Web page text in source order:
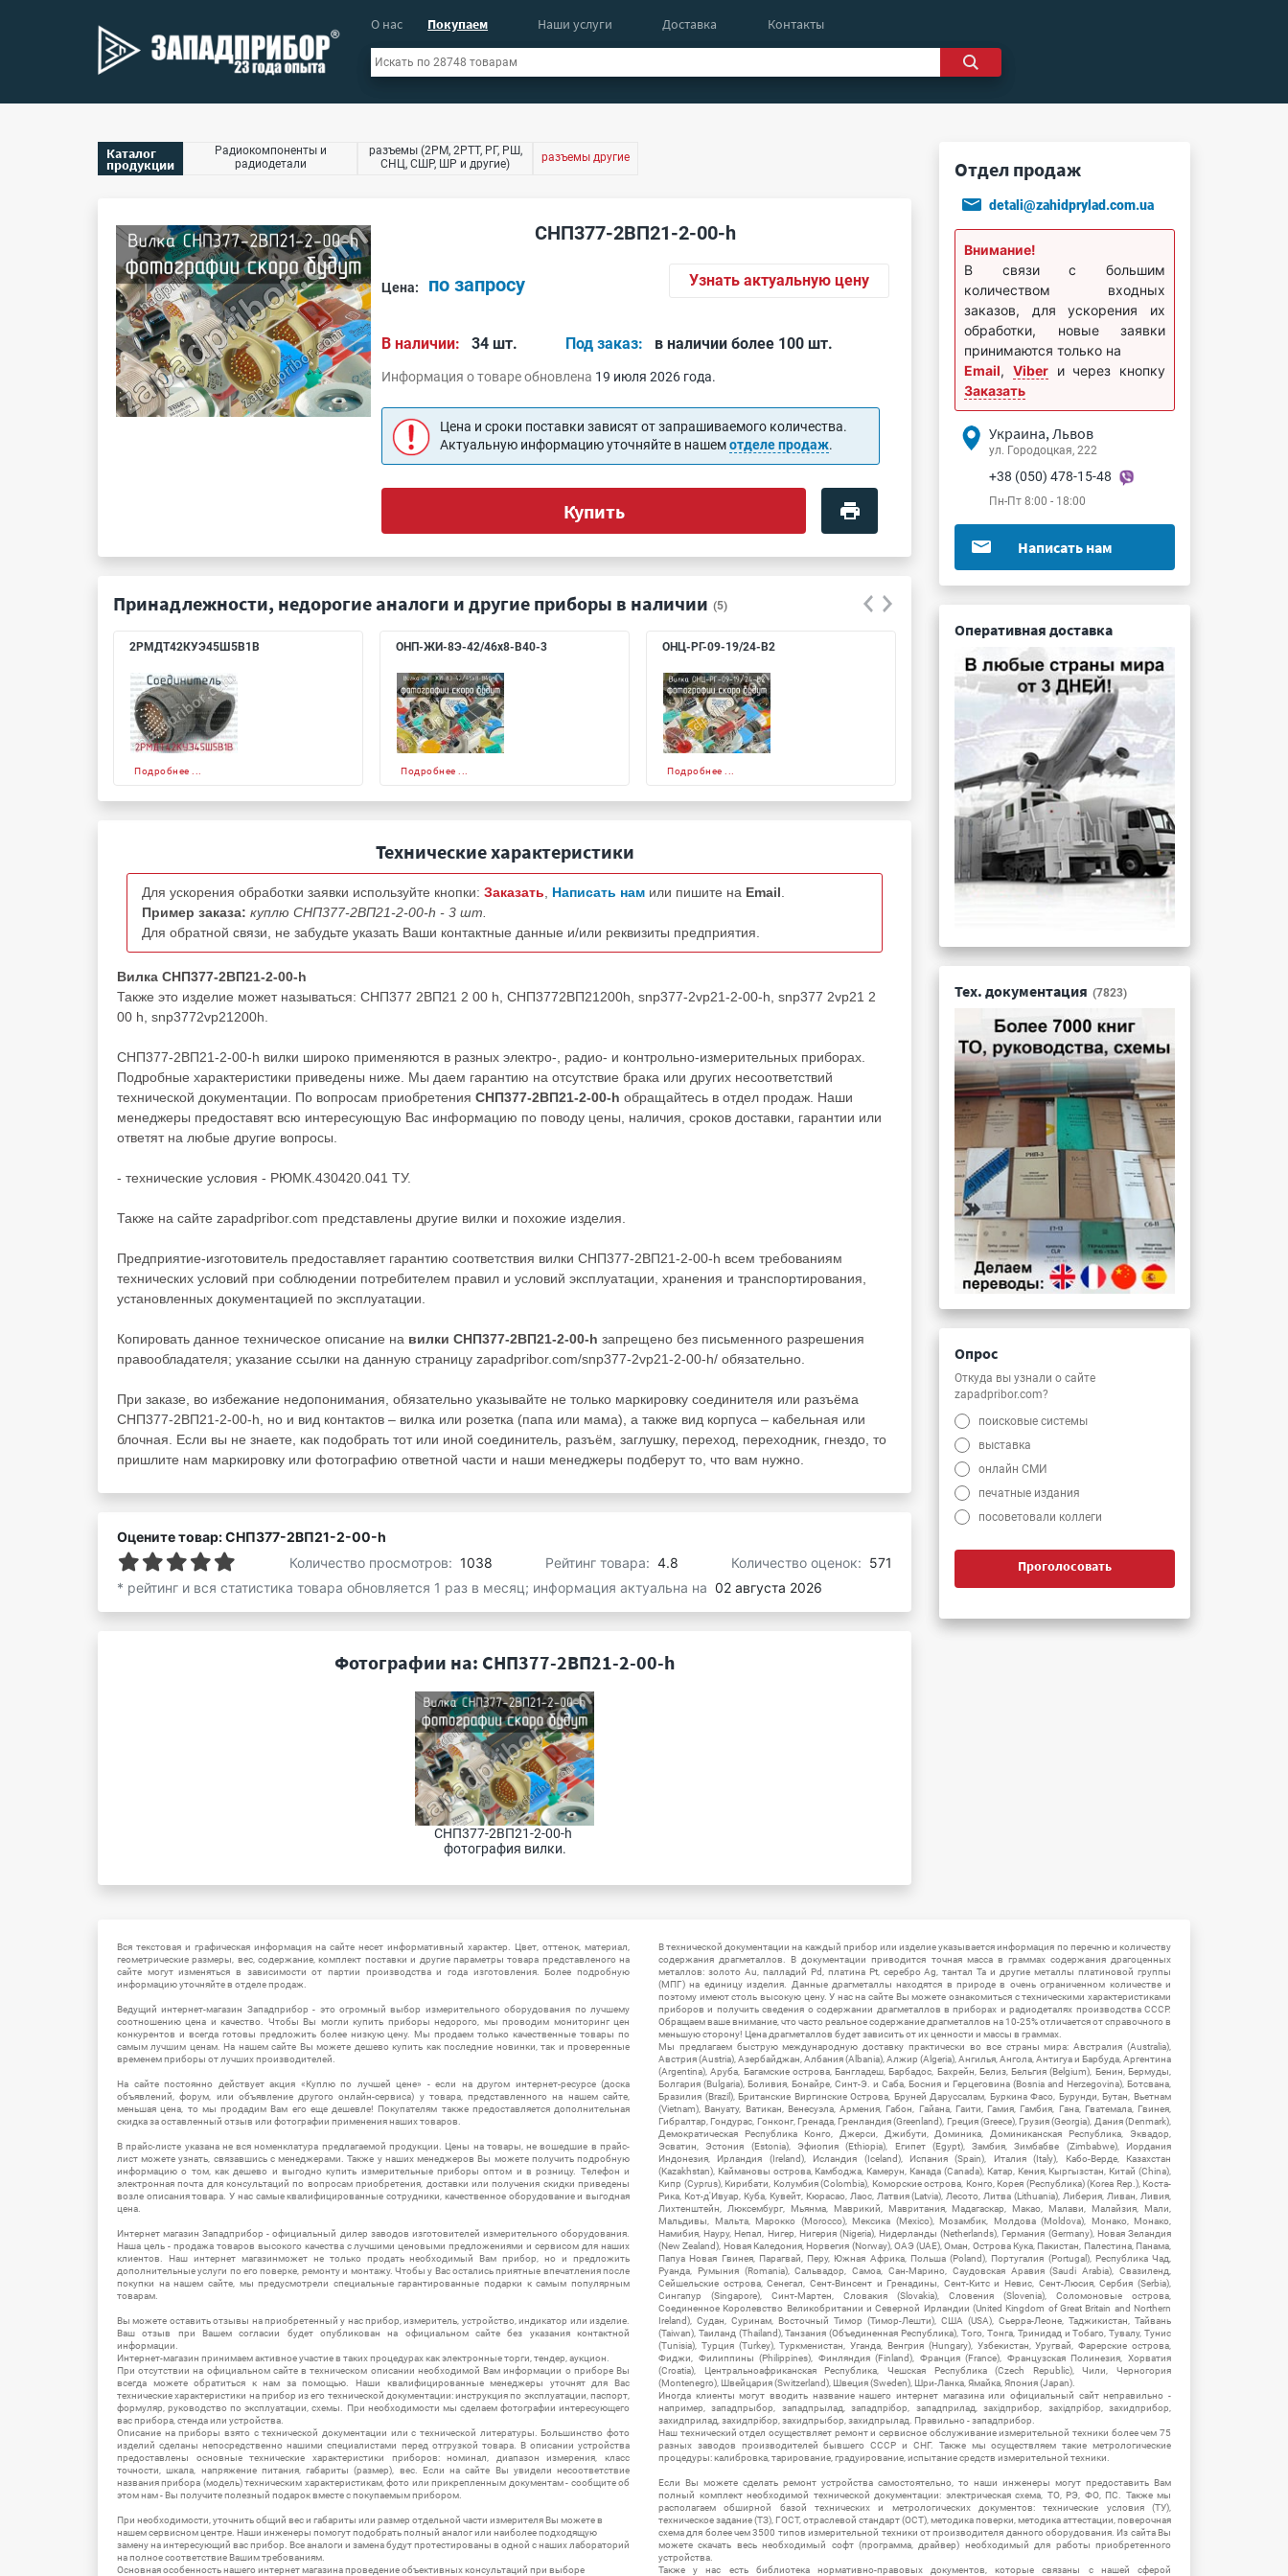
О нас Покупаем Наши услуги Доставка Контакты
Каталог
продукции
Радиокомпоненты и
радиодетали
разъемы (2РМ, 2РТТ, РГ, РШ,
СНЦ, СШР, ШР и другие)
разъемы другие
СНП377-2ВП21-2-00-h
Цена: по запросу Узнать актуальную цену
В наличии: 34 шт. Под заказ: в наличии более 100 шт.
Информация о товаре обновлена 19 июля 2026 года.
Цена и сроки поставки зависят от запрашиваемого количества.
Актуальную информацию уточняйте в нашемотделе продаж.
Купить
Принадлежности, недорогие аналоги и другие приборы в наличии (5)
2РМДТ42КУЭ45Ш5В1В
Подробнее ...
ОНП-ЖИ-8Э-42/46х8-В40-3
Подробнее ...
ОНЦ-РГ-09-19/24-В2
Подробнее ...
СНП268-37ВП12-1-В
Подробнее ...
Технические характеристики
Для ускорения обработки заявки используйте кнопки: Заказать Написать нам или пишите на Email
Пример заказа: куплю СНП377-2ВП21-2-00-h - 3 шт.
Для обратной связи, не забудьте указать Ваши контактные данные и/или реквизиты предприятия.
Вилка СНП377-2ВП21-2-00-h
Также это изделие может называться: СНП377 2ВП21 2 00 h, СНП3772ВП21200h, snp377-2vp21-2-00-h, snp377 2vp21 2
00 h, snp3772vp21200h.
СНП377-2ВП21-2-00-h вилки широко применяются в разных электро-, радио- и контрольно-измерительных приборах.
Подробные характеристики приведены ниже. Мы даем гарантию на отсутствие брака или других несоответствий
технической документации. По вопросам приобретения СНП377-2ВП21-2-00-h обращайтесь в отдел продаж. Наши
менеджеры предоставят всю интересующую Вас информацию по поводу цены, наличия, сроков доставки, гарантии или
ответят на любые другие вопросы.
- технические условия - РЮМК.430420.041 ТУ.
Также на сайте zapadpribor.com представлены другие вилки и похожие изделия.
Предприятие-изготовитель предоставляет гарантию соответствия вилки СНП377-2ВП21-2-00-h всем требованиям
технических условий при соблюдении потребителем правил и условий эксплуатации, хранения и транспортирования,
установленных документацией по эксплуатации.
Копировать данное техническое описание на вилки СНП377-2ВП21-2-00-h запрещено без письменного разрешения
правообладателя; указание ссылки на данную страницу zapadpribor.com/snp377-2vp21-2-00-h/ обязательно.
При заказе, во избежание недопонимания, обязательно указывайте не только маркировку соединителя или разъёма
СНП377-2ВП21-2-00-h, но и вид контактов – вилка или розетка (папа или мама), а также вид корпуса – кабельная или
блочная. Если вы не знаете, как подобрать тот или иной соединитель, разъём, заглушку, переход, переходник, гнездо, то
пришлите нам маркировку или фотографию ответной части и наши менеджеры подберут то, что вам нужно.
Оцените товар: СНП377-2ВП21-2-00-h
Количество просмотров: 1038 Рейтинг товара: 4.8 Количество оценок: 571
* рейтинг и вся статистика товара обновляется 1 раз в месяц; информация актуальна на 02 августа 2026
Фотографии на: СНП377-2ВП21-2-00-h
СНП377-2ВП21-2-00-h
фотография вилки.
Отдел продаж
detali@zahidprylad.com.ua
Внимание!
В связи с большим
количеством входных
заказов, для ускорения их
обработки, новые заявки
принимаются только на
Email, Viberи через кнопку
Заказать
Украина, Львов
ул. Городоцкая, 222
+38 (050) 478-15-48
Пн-Пт 8:00 - 18:00
Написать нам
Оперативная доставка
Тех. документация (7823)
Опрос
Откуда вы узнали о сайте
zapadpribor.com?
поисковые системы
выставка
онлайн СМИ
печатные издания
посоветовали коллеги
Проголосовать
Вся текстовая и графическая информация на сайте несет информативный характер. Цвет, оттенок, материал,
геометрические размеры, вес, содержание, комплект поставки и другие параметры товара представленого на
сайте могут изменяться в зависимости от партии производства и года изготовления. Более подробную
информацию уточняйте в отделе продаж.
Ведущий интернет-магазин Западприбор - это огромный выбор измерительного оборудования по лучшему
соотношению цена и качество. Чтобы Вы могли купить приборы недорого, мы проводим мониторинг цен
конкурентов и всегда готовы предложить более низкую цену. Мы продаем только качественные товары по
самым лучшим ценам. На нашем сайте Вы можете дешево купить как последние новинки, так и проверенные
временем приборы от лучших производителей.
На сайте постоянно действует акция «Куплю по лучшей цене» - если на другом интернет-ресурсе (доска
объявлений, форум, или объявление другого онлайн-сервиса) у товара, представленного на нашем сайте,
меньшая цена, то мы продадим Вам его еще дешевле! Покупателям также предоставляется дополнительная
скидка за оставленный отзыв или фотографии применения наших товаров.
В прайс-листе указана не вся номенклатура предлагаемой продукции. Цены на товары, не вошедшие в прайс-
лист можете узнать, связавшись с менеджерами. Также у наших менеджеров Вы можете получить подробную
информацию о том, как дешево и выгодно купить измерительные приборы оптом и в розницу. Телефон и
электронная почта для консультаций по вопросам приобретения, доставки или получения скидки приведены
возле описания товара. У нас самые квалифицированные сотрудники, качественное оборудование и выгодная
цена.
Интернет магазин Западприбор - официальный дилер заводов изготовителей измерительного оборудования.
Наша цель - продажа товаров высокого качества с лучшими ценовыми предложениями и сервисом для наших
клиентов. Наш интернет магазинможет не только продать необходимый Вам прибор, но и предложить
дополнительные услуги по его поверке, ремонту и монтажу. Чтобы у Вас остались приятные впечатления после
покупки на нашем сайте, мы предусмотрели специальные гарантированные подарки к самым популярным
товарам.
Вы можете оставить отзывы на приобретенный у нас прибор, измеритель, устройство, индикатор или изделие.
Ваш отзыв при Вашем согласии будет опубликован на официальном сайте без указания контактной
информации.
Интернет-магазин принимаем активное участие в таких процедурах как электронные торги, тендер, аукцион.
При отсутствии на официальном сайте в техническом описании необходимой Вам информации о приборе Вы
всегда можете обратиться к нам за помощью. Наши квалифицированные менеджеры уточнят для Вас
технические характеристики на прибор из его технической документации: инструкция по эксплуатации, паспорт,
формуляр, руководство по эксплуатации, схемы. При необходимости мы сделаем фотографии интересующего
вас прибора, стенда или устройства.
Описание на приборы взято с технической документации или с технической литературы. Большинство фото
изделий сделаны непосредственно нашими специалистами перед отгрузкой товара. В описании устройства
предоставлены основные технические характеристики приборов: номинал, диапазон измерения, класс
точности, шкала, напряжение питания, габариты (размер), вес. Если на сайте Вы увидели несоответствие
названия прибора (модель) техническим характеристикам, фото или прикрепленным документам - сообщите об
этом нам - Вы получите полезный подарок вместе с покупаемым прибором.
При необходимости, уточнить общий вес и габариты или размер отдельной части измерителя Вы можете в
нашем сервисном центре. Наши инженеры помогут подобрать полный аналог или наиболее подходящую
замену на интересующий вас прибор. Все аналоги и замена будут протестированы в одной с наших лабораторий
на полное соответствие Вашим требованиям.
Основная особенность нашего интернет магазина проведение объективных консультаций при выборе
В технической документации на каждый прибор или изделие указывается информация по перечню и количеству
содержания драгметаллов. В документации приводится точная масса в граммах содержания драгоценных
металлов: золото Au, палладий Pd, платина Pt, серебро Ag, тантал Ta и другие металлы платиновой группы
(МПГ) на единицу изделия. Данные драгметаллы находятся в природе в очень ограниченном количестве и
поэтому имеют столь высокую цену. У нас на сайте Вы можете ознакомиться с техническими характеристиками
приборов и получить сведения о содержании драгметаллов в приборах и радиодеталях производства СССР.
Обращаем ваше внимание, что часто реальное содержание драгметаллов на 10-25% отличается от справочного в
меньшую сторону! Цена драгметаллов будет зависить от их ценности и массы в граммах.
Мы предлагаем быструю международную доставку практически во все страны мира: Австралия (Australia),
Австрия (Austria), Азербайджан, Албания (Albania), Алжир (Algeria), Ангилья, Ангола, Антигуа и Барбуда, Аргентина
(Argentina), Аруба, Багамские острова, Бангладеш, Барбадос, Бахрейн, Белиз, Бельгия (Belgium), Бенин, Бермуды,
Болгария (Bulgaria), Боливия, Бонайре, Синт-Э. и Саба, Босния и Герцеговина (Bosnia and Herzegovina), Ботсвана,
Бразилия (Brazil), Британские Виргинские Острова, Бруней Даруссалам, Буркина Фасо, Бурунди, Бутан, Вьетнам
(Vietnam), Вануату, Ватикан, Венесуэла, Армения, Габон, Гайана, Гаити, Гамия, Гамбия, Гана, Гватемала, Гвинея,
Гибралтар, Гондурас, Гонконг, Гренада, Гренландия (Greenland), Греция (Greece), Грузия (Georgia), Дания (Denmark),
Демократическая Республика Конго, Джерси, Джибути, Доминика, Доминиканская Республика, Эквадор,
Эсватин, Эстония (Estonia), Эфиопия (Ethiopia), Египет (Egypt), Замбия, Зимбабве (Zimbabwe), Иордания
Индонезия, Ирландия (Ireland), Исландия (Iceland), Испания (Spain), Италия (Italy), Кабо-Верде, Казахстан
(Kazakhstan), Каймановы острова, Камбоджа, Камерун, Канада (Canada), Катар, Кения, Кыргызстан, Китай (China),
Кипр (Cyprus), Кирибати, Колумбия (Colombia), Коморские острова, Конго, Корея (Республика) (Korea Rep.), Коста-
Рика, Кот-д'Ивуар, Куба, Кувейт, Кюрасао, Лаос, Латвия (Latvia), Лесото, Литва (Lithuania), Либерия, Ливан, Ливия,
Лихтенштейн, Люксембург, Мьянма, Маврикий, Мавритания, Мадагаскар, Макао, Малави, Малайзия, Мали,
Мальдивы, Мальта, Марокко (Morocco), Мексика (Mexico), Мозамбик, Молдова (Moldova), Монако, Монако,
Намибия, Науру, Непал, Нигер, Нигерия (Nigeria), Нидерланды (Netherlands), Германия (Germany), Новая Зеландия
(New Zealand), Новая Каледония, Норвегия (Norway), ОАЭ (UAE), Оман, Острова Кука, Пакистан, Палестина, Панама,
Папуа Новая Гвинея, Парагвай, Перу, Южная Африка, Польша (Poland), Португалия (Portugal), Республика Чад,
Руанда, Румыния (Romania), Сальвадор, Самоа, Сан-Марино, Саудовская Аравия (Saudi Arabia), Свазиленд,
Сейшельские острова, Сенегал, Сент-Винсент и Гренадины, Сент-Китс и Невис, Сент-Люсия, Сербия (Serbia),
Сингапур (Singapore), Синт-Мартен, Словакия (Slovakia), Словения (Slovenia), Соломоновые острова,
Соединенное Королевство Великобритании и Северной Ирландии (United Kingdom of Great Britain and Northern
Ireland), Судан, Суринам, Восточный Тимор (Тимор-Лешти), США (USA), Сьерра-Леоне, Таджикистан, Тайвань
(Taiwan), Таиланд (Thailand), Танзания (Объединенная Республика), Того, Тонга, Тринидад и Тобаго, Тувалу, Тунис
(Tunisia), Турция (Turkey), Туркменистан, Уганда, Венгрия (Hungary), Узбекистан, Уругвай, Фарерские острова,
Фиджи, Филиппины (Philippines), Финляндия (Finland), Франция (France), Французская Полинезия, Хорватия
(Croatia), Центральноафриканская Республика, Чешская Республика (Czech Republic), Чили, Черногория
(Montenegro), Швейцария (Switzerland), Швеция (Sweden), Шри-Ланка, Ямайка, Япония (Japan).
Иногда клиенты могут вводить название нашего интернет магазина или официальный сайт неправильно -
например, западпрыбор, западпрылад, западпрібор, западприлад, західприбор, західпрібор, захидприбор,
захидприлад, захидпрібор, захидпрыбор, захидпрылад. Правильно - западприбор.
Наш технический отдел осуществляет ремонт и сервисное обслуживание измерительной техники более чем 75
разных заводов производителей бывшего СССР и СНГ. Также мы осуществляем такие метрологические
процедуры: калибровка, тарирование, градуирование, испытание средств измерительной техники.
Если Вы можете сделать ремонт устройства самостоятельно, то наши инженеры могут предоставить Вам
полный комплект необходимой технической документации: электрическая схема, ТО, РЭ, ФО, ПС. Также мы
располагаем обширной базой технических и метрологических документов: технические условия (ТУ),
техническое задание (ТЗ), ГОСТ, отраслевой стандарт (ОСТ), методика поверки, методика аттестации, поверочная
схема для более чем 3500 типов измерительной техники от производителя данного оборудования. Из сайта Вы
можете скачать весь необходимый софт (программа, драйвер) необходимый для работы приобретенного
устройства.
Также у нас есть библиотека нормативно-правовых документов, которые связаны с нашей сферой